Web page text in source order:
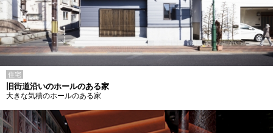
住宅
旧街道沿いのホールのある家
大きな気積のホールのある家